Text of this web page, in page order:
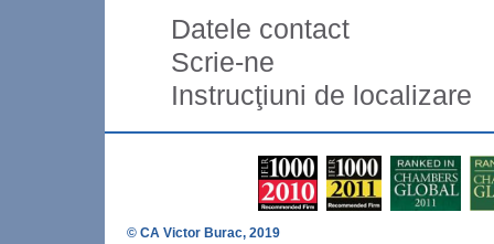
Datele contact
Scrie-ne
Instrucţiuni de localizare
© CA Victor Burac, 2019